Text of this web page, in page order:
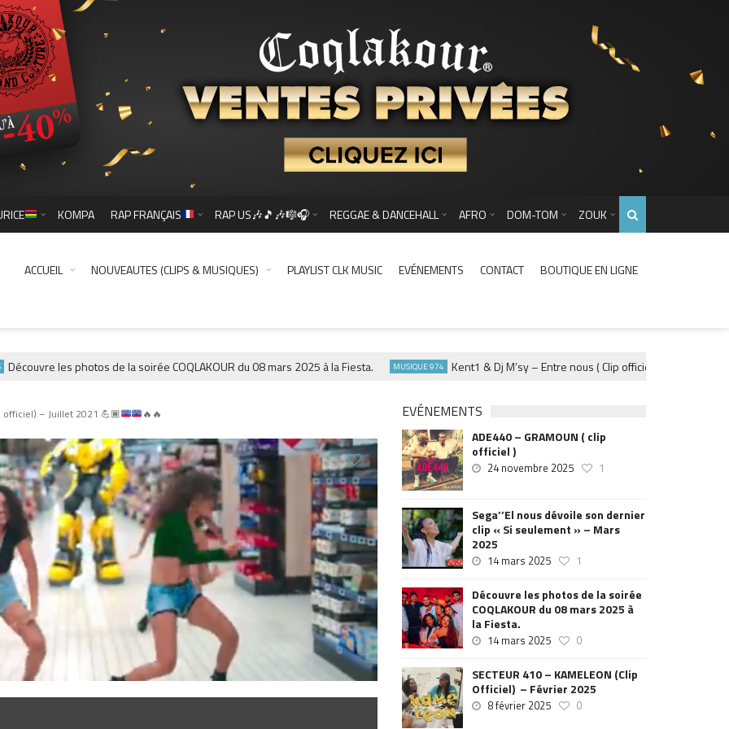
KOMPA RAP FRANÇAIS RAP US🎶🎵🎶🎼🎧 REGGAE & DANCEHALL AFRO DOM-TOM ZOUK
ACCUEIL NOUVEAUTES (CLIPS & MUSIQUES) PLAYLIST CLK MUSIC EVÉNEMENTS CONTACT BOUTIQUE EN LIGNE
les photos de la soirée COQLAKOUR du 08 mars 2025 à la Fiesta. MUSIQUE 974 Kent1 & Dj M’sy – Entre nous ( Clip officiel ) – Fevrier 2025
officiel) – Juillet 2021 💪🏾 🔥 🔥 EVÉNEMENTS
ADE440 – GRAMOUN ( clip
officiel )
24 novembre 2025 1
Sega’’El nous dévoile son dernier
clip « Si seulement » – Mars
2025
14 mars 2025 1
Découvre les photos de la soirée
COQLAKOUR du 08 mars 2025 à
la Fiesta.
14 mars 2025 0
SECTEUR 410 – KAMELEON (Clip
Officiel) – Février 2025
8 février 2025 0